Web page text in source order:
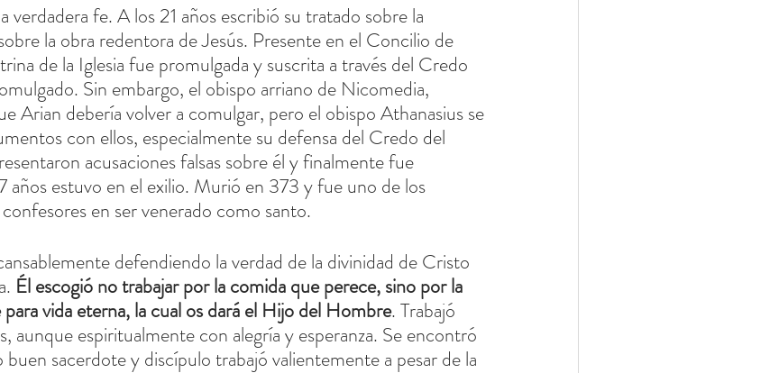
verdadera fe. A los 21 años escribió su tratado sobre la
la obra redentora de Jesús. Presente en el Concilio de
de la Iglesia fue promulgada y suscrita a través del Credo
Sin embargo, el obispo arriano de Nicomedia,
Arian debería volver a comulgar, pero el obispo Athanasius se
con ellos, especialmente su defensa del Credo del
acusaciones falsas sobre él y finalmente fue
años estuvo en el exilio. Murió en 373 y fue uno de los
en ser venerado como santo.
defendiendo la verdad de la divinidad de Cristo
Él escogió no trabajar por la comida que perece, sino por la
vida eterna, la cual os dará el Hijo del Hombre. Trabajó
aunque espiritualmente con alegría y esperanza. Se encontró
sacerdote y discípulo trabajó valientemente a pesar de la